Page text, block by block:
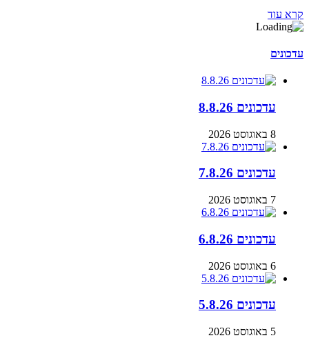
קרא עוד
עדכונים
עדכונים 8.8.26
8 באוגוסט 2026
עדכונים 7.8.26
7 באוגוסט 2026
עדכונים 6.8.26
6 באוגוסט 2026
עדכונים 5.8.26
5 באוגוסט 2026